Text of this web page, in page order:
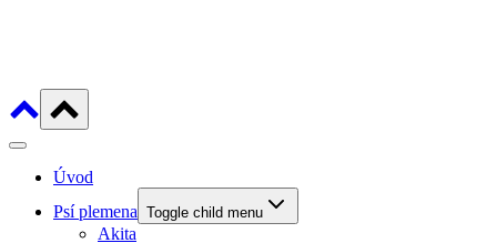
Úvod
Psí plemena Toggle child menu
Akita